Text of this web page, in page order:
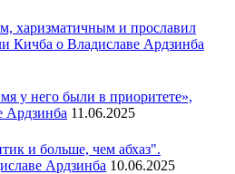
харизматичным и прославил
Кичба о Владиславе Ардзинба
у него были в приоритете»,
Ардзинба 11.06.2025
и больше, чем абхаз".
Ардзинба 10.06.2025